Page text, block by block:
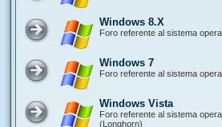
Windows 8.X
Foro referente al sistema
Windows 7
Foro referente al sistema
Windows Vista
Foro referente al sistema
(Longhorn)